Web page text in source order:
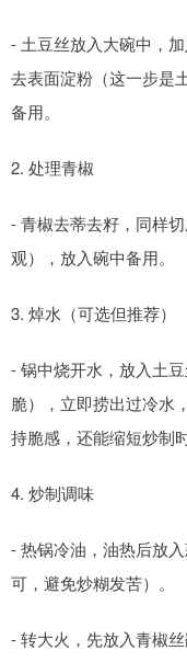
- 土豆丝放入大碗中，
去表面淀粉（这一步是
备用。
2. 处理青椒
- 青椒去蒂去籽，同样
观），放入碗中备用。
3. 焯水（可选但推荐）
- 锅中烧开水，放入土
脆），立即捞出过冷水
持脆感，还能缩短炒制
4. 炒制调味
- 热锅冷油，油热后放
可，避免炒糊发苦）。
- 转大火，先放入青椒